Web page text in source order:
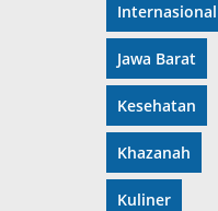
Internasional
Jawa Barat
Kesehatan
Khazanah
Kuliner